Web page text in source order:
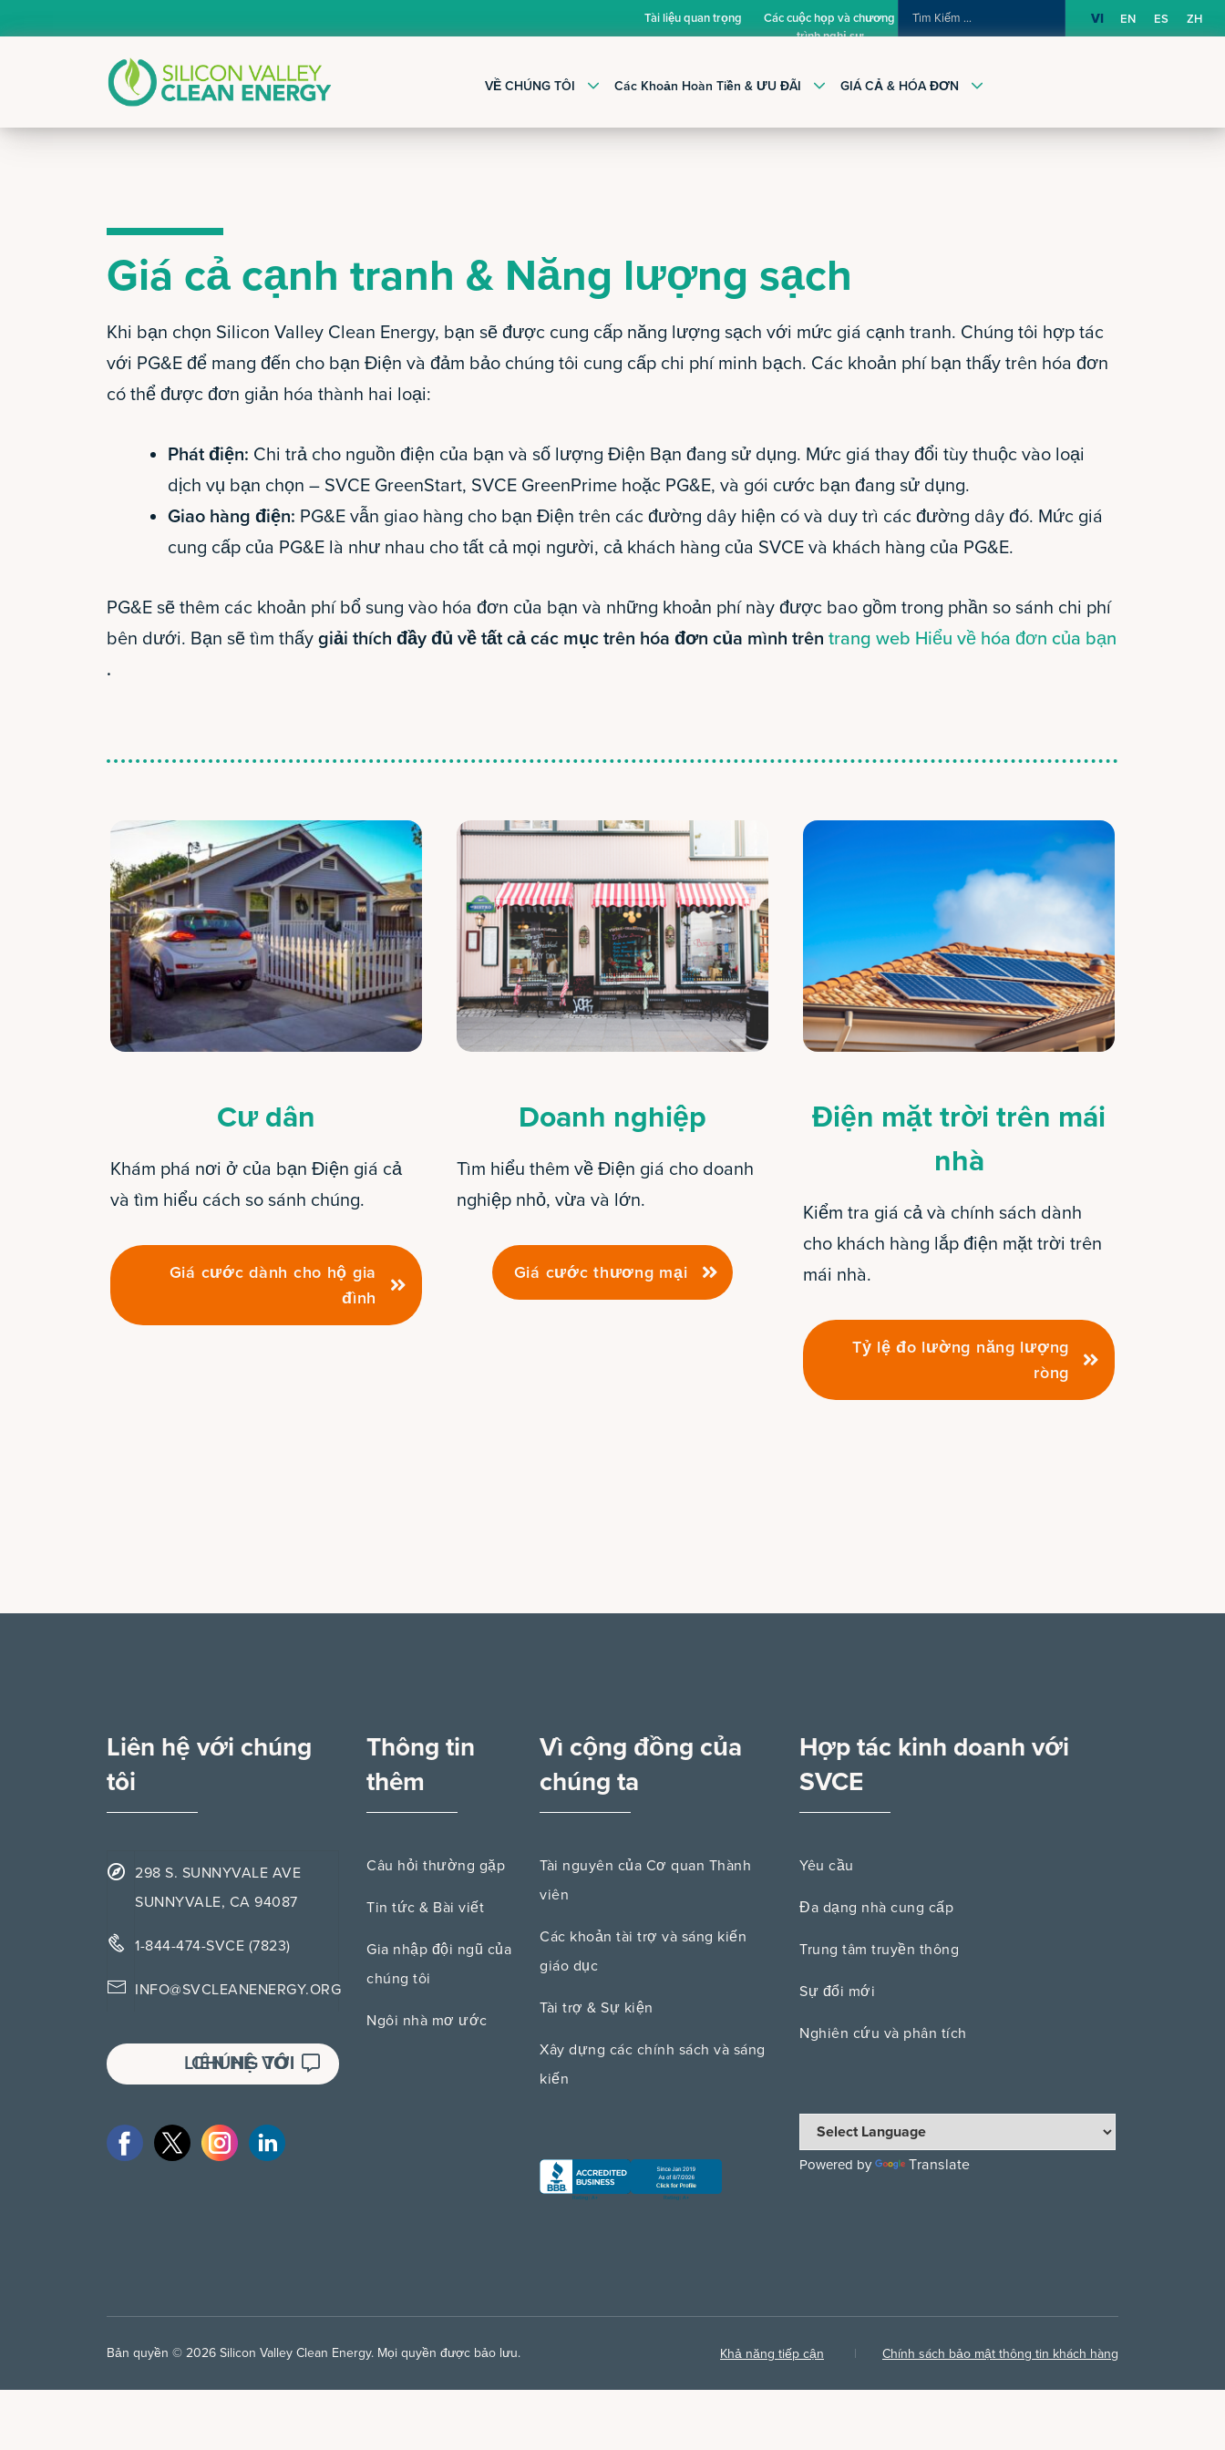
KIẾM:
Các cuộc họp và chương
trình nghị sự
Tài liệu quan trọng VI EN ES ZH
VỀ CHÚNG TÔI Các Khoản Hoàn Tiền & ƯU ĐÃI GIÁ CẢ & HÓA ĐƠN
Giá cả cạnh tranh & Năng lượng sạch
Khi bạn chọn Silicon Valley Clean Energy, bạn sẽ được cung cấp năng lượng sạch với mức giá cạnh tranh. Chúng tôi hợp tác
với PG&E để mang đến cho bạn Điện và đảm bảo chúng tôi cung cấp chi phí minh bạch. Các khoản phí bạn thấy trên hóa đơn
có thể được đơn giản hóa thành hai loại:
Phát điện: Chi trả cho nguồn điện của bạn và số lượng Điện Bạn đang sử dụng. Mức giá thay đổi tùy thuộc vào loại
dịch vụ bạn chọn – SVCE GreenStart, SVCE GreenPrime hoặc PG&E, và gói cước bạn đang sử dụng.
Giao hàng điện: PG&E vẫn giao hàng cho bạn Điện trên các đường dây hiện có và duy trì các đường dây đó. Mức giá
cung cấp của PG&E là như nhau cho tất cả mọi người, cả khách hàng của SVCE và khách hàng của PG&E.
PG&E sẽ thêm các khoản phí bổ sung vào hóa đơn của bạn và những khoản phí này được bao gồm trong phần so sánh chi phí
bên dưới. Bạn sẽ tìm thấy giải thích đầy đủ về tất cả các mục trên hóa đơn của mình trên trang web Hiểu về hóa đơn của bạn
.
Cư dân
Khám phá nơi ở của bạn Điện giá cả
và tìm hiểu cách so sánh chúng.
Giá cước dành cho hộ gia
đình
Doanh nghiệp
Tìm hiểu thêm về Điện giá cho doanh
nghiệp nhỏ, vừa và lớn.
Giá cước thương mại
Điện mặt trời trên mái
nhà
Kiểm tra giá cả và chính sách dành
cho khách hàng lắp điện mặt trời trên
mái nhà.
Tỷ lệ đo lường năng lượng
ròng
Liên hệ với chúng
tôi
298 S. SUNNYVALE AVE
SUNNYVALE, CA 94087
1-844-474-SVCE (7823)
INFO@SVCLEANENERGY.ORG
LIÊN HỆ VỚI CHÚNG TÔI
Thông tin
thêm
Câu hỏi thường gặp
Tin tức & Bài viết
Gia nhập đội ngũ của
chúng tôi
Ngôi nhà mơ ước
Vì cộng đồng của
chúng ta
Tài nguyên của Cơ quan Thành
viên
Các khoản tài trợ và sáng kiến ​​
giáo dục
Tài trợ & Sự kiện
Xây dựng các chính sách và sáng
kiến
Hợp tác kinh doanh với
SVCE
Yêu cầu
Đa dạng nhà cung cấp
Trung tâm truyền thông
Sự đổi mới
Nghiên cứu và phân tích
Powered by Translate
Bản quyền © 2026 Silicon Valley Clean Energy. Mọi quyền được bảo lưu. Khả năng tiếp cận Chính sách bảo mật thông tin khách hàng